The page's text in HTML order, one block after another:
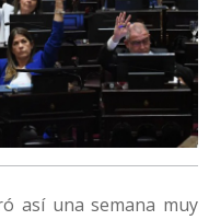
así una semana muy